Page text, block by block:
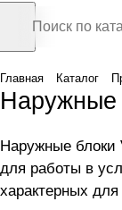
Главная Каталог
Наружные
Наружные блоки
для работы в
характерных для